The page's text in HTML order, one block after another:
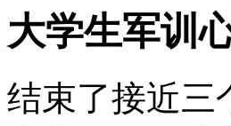
大学生军训
结束了接近三